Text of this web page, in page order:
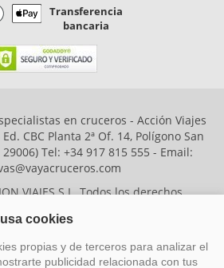
Transferencia
bancaria
en cruceros - Acción Viajes
CBC Planta 2ª Of. 14, Polígono San
Tel: +34 917 815 555 - Email:
VIAJES S.L. Todos los derechos